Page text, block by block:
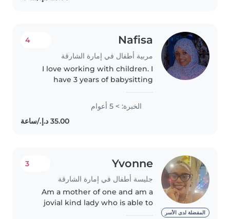
Nafisa
مربية أطفال في إمارة الشارقة
4
I love working with children. I
have 3 years of babysitting
babies and toddlers. I also have
experience with children with
special needs, particularly,
الخبرة: > 5 أعوام
المفضلة لدى الأسر
Yvonne
جليسة أطفال في إمارة الشارقة
3
Am a mother of one and am a
jovial kind lady who is able to